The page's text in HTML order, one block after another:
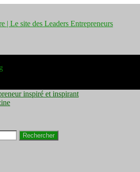
Pourquoi
inspiré et inspirant